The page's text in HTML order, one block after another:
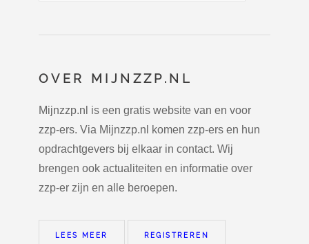
OVER MIJNZZP.NL
Mijnzzp.nl is een gratis website van en voor
zzp-ers. Via Mijnzzp.nl komen zzp-ers en hun
opdrachtgevers bij elkaar in contact. Wij
brengen ook actualiteiten en informatie over
zzp-er zijn en alle beroepen.
LEES MEER REGISTREREN